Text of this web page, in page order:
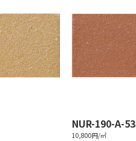
NUR-190-A-53
10,800円/㎡